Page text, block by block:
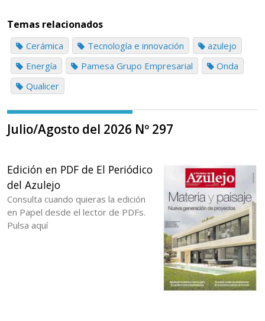
Temas relacionados
Cerámica Tecnología e innovación
azulejo
Energía
Pamesa Grupo Empresarial
Onda
Qualicer
Julio/Agosto del 2026 Nº 297
Edición en PDF de El Periódico
del Azulejo
Consulta cuando quieras la edición
en Papel desde el lector de PDFs.
Pulsa aquí